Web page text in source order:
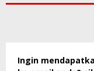
Ingin